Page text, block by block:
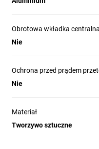
Obrotowa wkładka centralna
Nie
Ochrona przed prądem
Nie
Materiał
Tworzywo sztuczne